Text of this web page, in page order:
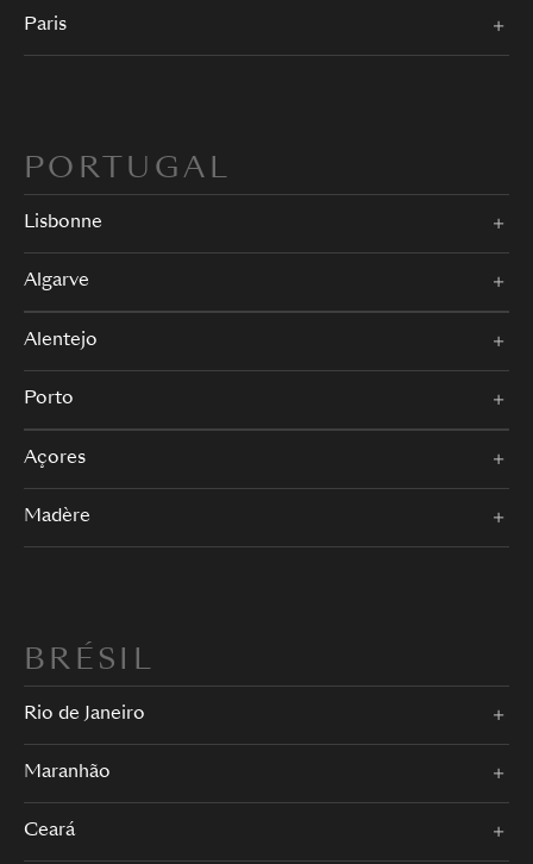
Paris
PORTUGAL
Lisbonne
Algarve
Alentejo
Porto
Açores
Madère
BRÉSIL
Rio de Janeiro
Maranhão
Ceará